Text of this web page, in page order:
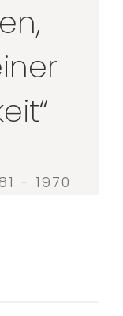
- 1970